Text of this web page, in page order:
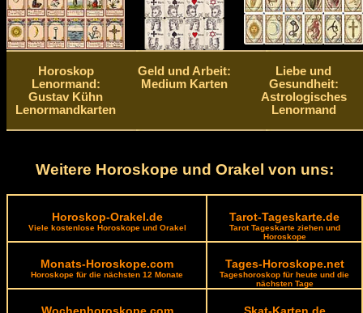
Horoskop
Lenormand:
Gustav Kühn
Lenormandkarten
Geld und Arbeit:
Medium Karten
Liebe und
Gesundheit:
Astrologisches
Lenormand
Weitere Horoskope und Orakel von uns:
Horoskop-Orakel.de
Viele kostenlose Horoskope und Orakel
Tarot-Tageskarte.de
Tarot Tageskarte ziehen und
Horoskope
Monats-Horoskope.com
Horoskope für die nächsten 12 Monate
Tages-Horoskope.net
Tageshoroskop für heute und die
nächsten Tage